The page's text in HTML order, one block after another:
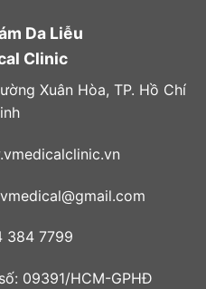
Da Liễu
Clinic
Xuân Hòa, TP. Hồ Chí
384 7799
09391/HCM-GPHĐ